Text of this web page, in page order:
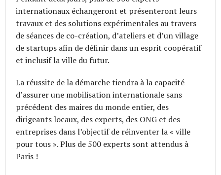
internationaux échangeront et présenteront leurs
travaux et des solutions expérimentales au travers
de séances de co-création, d’ateliers et d’un village
de startups afin de définir dans un esprit coopératif
et inclusif la ville du futur.
La réussite de la démarche tiendra à la capacité
d’assurer une mobilisation internationale sans
précédent des maires du monde entier, des
dirigeants locaux, des experts, des ONG et des
entreprises dans l’objectif de réinventer la « ville
pour tous ». Plus de 500 experts sont attendus à
Paris !